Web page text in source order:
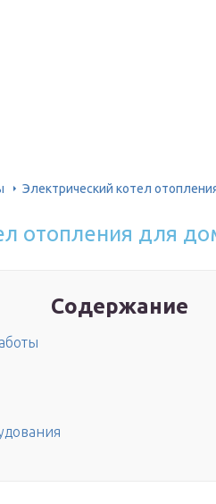
Электрический котел
отопления для
Содержание